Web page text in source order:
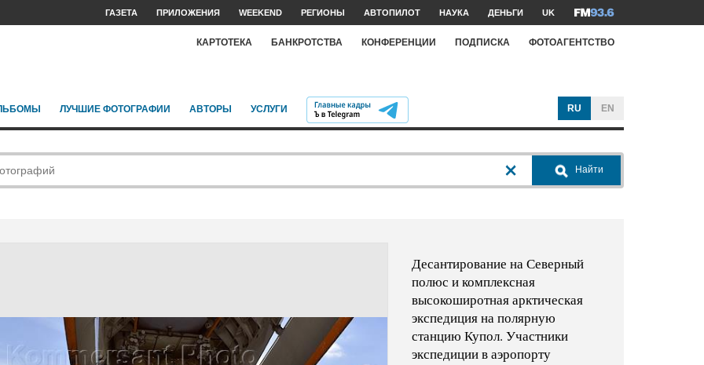
ГАЗЕТА ПРИЛОЖЕНИЯ WEEKEND РЕГИОНЫ АВТОПИЛОТ НАУКА ДЕНЬГИ UK
КАРТОТЕКА БАНКРОТСТВА КОНФЕРЕНЦИИ ПОДПИСКА ФОТОАГЕНТСТВО
ЛУЧШИЕ ФОТОГРАФИИ АВТОРЫ УСЛУГИ RU EN
Найти
Десантирование на Северный
полюс и комплексная
высокоширотная арктическая
экспедиция на полярную
станцию Купол. Участники
экспедиции в аэропорту